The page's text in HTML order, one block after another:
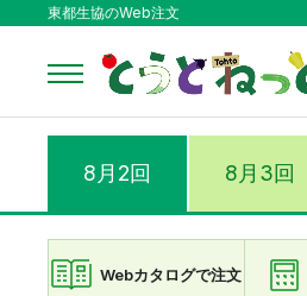
東都生協のWeb注文
8月2回 8月3回
Webカタログで注文